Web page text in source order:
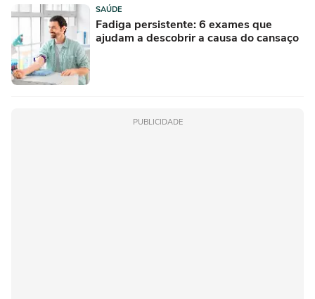
SAÚDE
Fadiga persistente: 6 exames que
ajudam a descobrir a causa do cansaço
PUBLICIDADE